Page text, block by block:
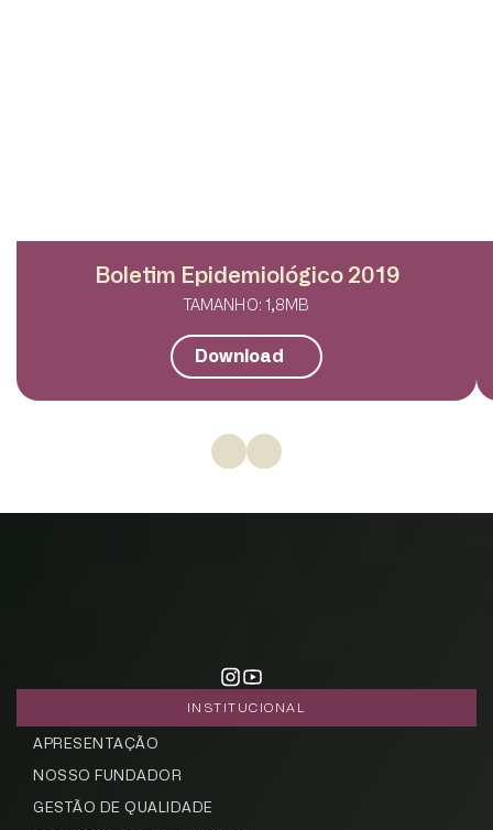
Boletim Epidemiológico 2019
TAMANHO: 1,8MB
Download
INSTITUCIONAL
APRESENTAÇÃO
NOSSO FUNDADOR
GESTÃO DE QUALIDADE